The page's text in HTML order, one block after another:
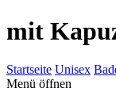
mit
Startseite Unisex
Menü öffnen